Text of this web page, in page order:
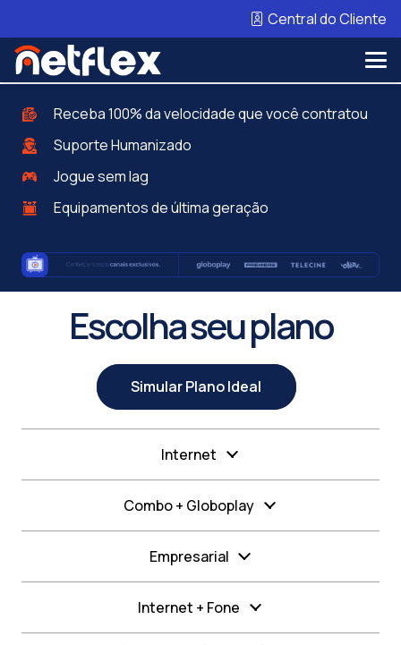
Central do Cliente
Receba 100% da velocidade que você contratou
Suporte Humanizado
Jogue sem lag
Equipamentos de última geração
Escolha seu plano
Simular Plano Ideal
Internet
Combo + Globoplay
Empresarial
Internet + Fone